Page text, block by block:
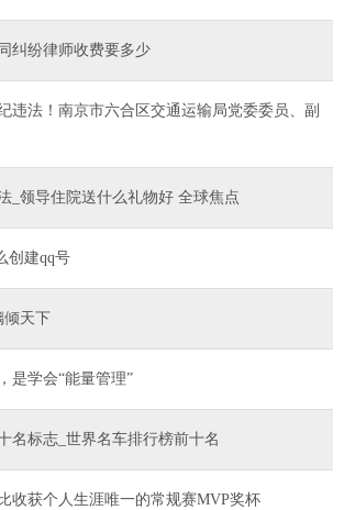
纠纷律师收费要多少
违法！南京市六合区交通运输局党委委员、副
_领导住院送什么礼物好 全球焦点
创建qq号
倾天下
是学会“能量管理”
名标志_世界名车排行榜前十名
收获个人生涯唯一的常规赛MVP奖杯